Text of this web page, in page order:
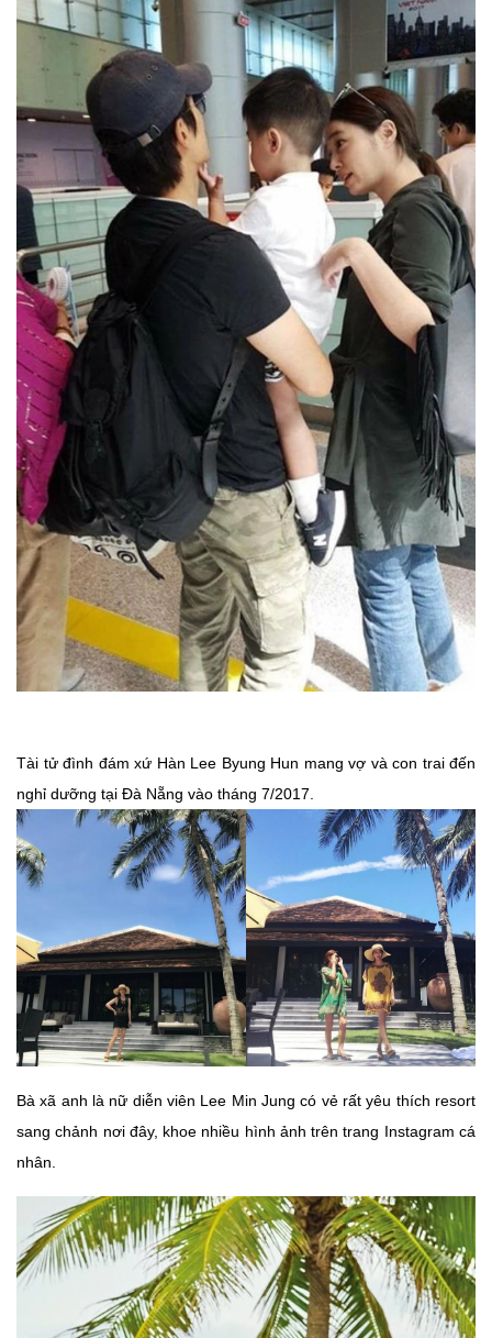
Tài tử đình đám xứ Hàn Lee Byung Hun mang vợ và con trai đến
nghỉ dưỡng tại Đà Nẵng vào tháng 7/2017.
Bà xã anh là nữ diễn viên Lee Min Jung có vẻ rất yêu thích resort
sang chảnh nơi đây, khoe nhiều hình ảnh trên trang Instagram cá
nhân.